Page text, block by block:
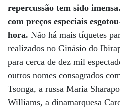
repercussão tem sido
com preços especiais
hora. Não há mais tíquetes
realizados no Ginásio do
para cerca de dez mil
outros nomes consagrados
Tsonga, a russa Maria
Williams, a dinamarquesa